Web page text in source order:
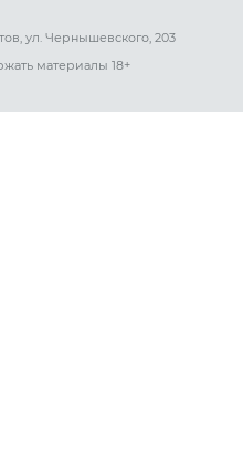
ул. Чернышевского, 203
материалы 18+